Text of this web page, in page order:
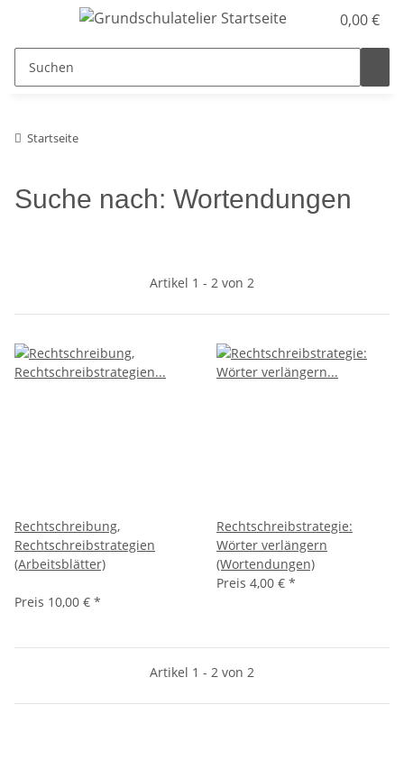
0,00 €
Startseite
Suche nach: Wortendungen
Artikel 1 - 2 von 2
Rechtschreibung,
Rechtschreibstrategien
(Arbeitsblätter)
Preis 10,00 € *
Rechtschreibstrategie:
Wörter verlängern
(Wortendungen)
Preis 4,00 € *
Artikel 1 - 2 von 2